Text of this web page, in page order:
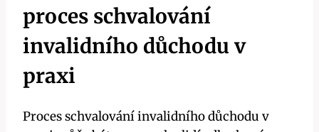
proces schvalování
invalidního důchodu v
praxi
Proces schvalování invalidního důchodu v